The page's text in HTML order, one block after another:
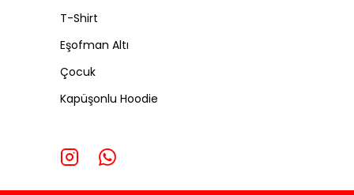
T-Shirt
Eşofman Altı
Çocuk
Kapüşonlu Hoodie